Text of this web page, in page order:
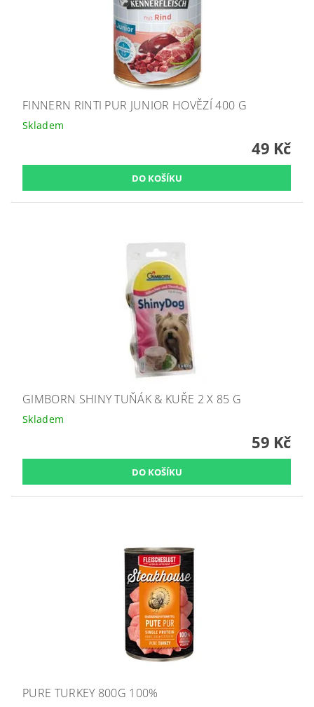
FINNERN RINTI PUR JUNIOR HOVĚZÍ 400 G
Skladem
49 Kč
GIMBORN SHINY TUŇÁK & KUŘE 2 X 85 G
Skladem
59 Kč
PURE TURKEY 800G 100%